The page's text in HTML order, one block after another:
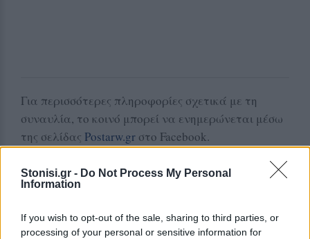
Stonisi.gr - Do Not Process My Personal
Information
If you wish to opt-out of the sale, sharing to third parties, or
processing of your personal or sensitive information for
Για περισσότερες πληροφορίες σχετικά με τη
συναυλία, το κοινό μπορεί να ενημερώνεται μέσω
της σελίδας Postarw.gr στο Facebook.
Η αντίστροφη μέτρηση για την πρώτη εμφάνιση
της Μαρίνας Σπανού στη Λέσβο έχει ήδη ξεκινήσει,
μια βραδιά γεμάτη μουσική, συναίσθημα και